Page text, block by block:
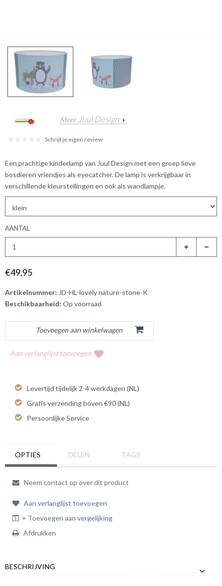
MeerJuul Design
Schrijf je eigen review
Een prachtige kinderlamp van Juul Design met een groep lieve
bosdieren vriendjes als eyecatcher. De lamp is verkrijgbaar in
verschillende kleurstellingen en ook als wandlampje.
AANTAL
€49,95
Artikelnummer: JD-HL-lovely nature-stone-K
Beschikbaarheid: Op voorraad
Aan verlanglijst toevoegen
Levertijd tijdelijk 2-4 werkdagen (NL)
Gratis verzending boven €90 (NL)
Persoonlijke Service
OPTIES DELEN TAGS
Neem contact op over dit product
Aan verlanglijst toevoegen
+ Toevoegen aan vergelijking
Afdrukken
BESCHRIJVING